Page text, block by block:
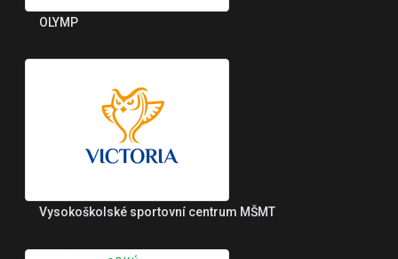
OLYMP
Vysokoškolské sportovní centrum MŠMT